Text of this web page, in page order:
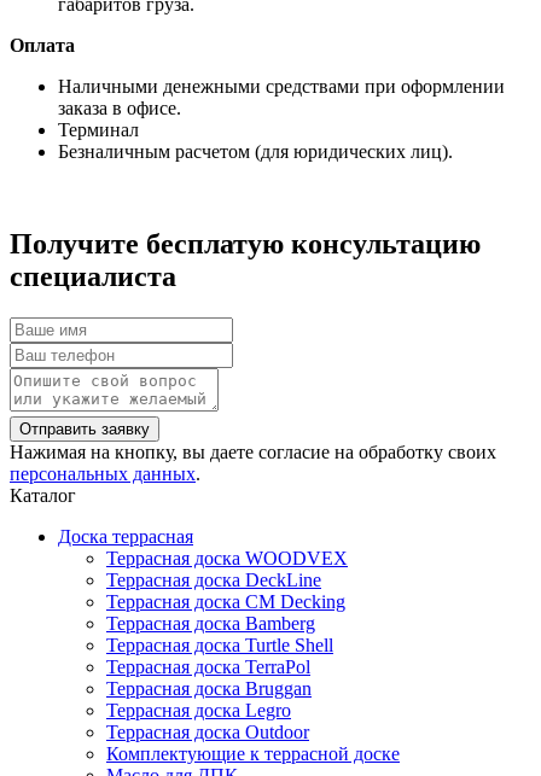
Оплата
Наличными денежными средствами при оформлении
заказа в офисе.
Терминал
Безналичным расчетом (для юридических лиц).
Получите бесплатую консультацию
специалиста
Нажимая на кнопку, вы даете согласие на обработку своих
персональных данных.
Каталог
Доска террасная
Террасная доска WOODVEX
Террасная доска DeckLine
Террасная доска CM Decking
Террасная доска Bamberg
Террасная доска Turtle Shell
Террасная доска TerraPol
Террасная доска Bruggan
Террасная доска Legro
Террасная доска Outdoor
Комплектующие к террасной доске